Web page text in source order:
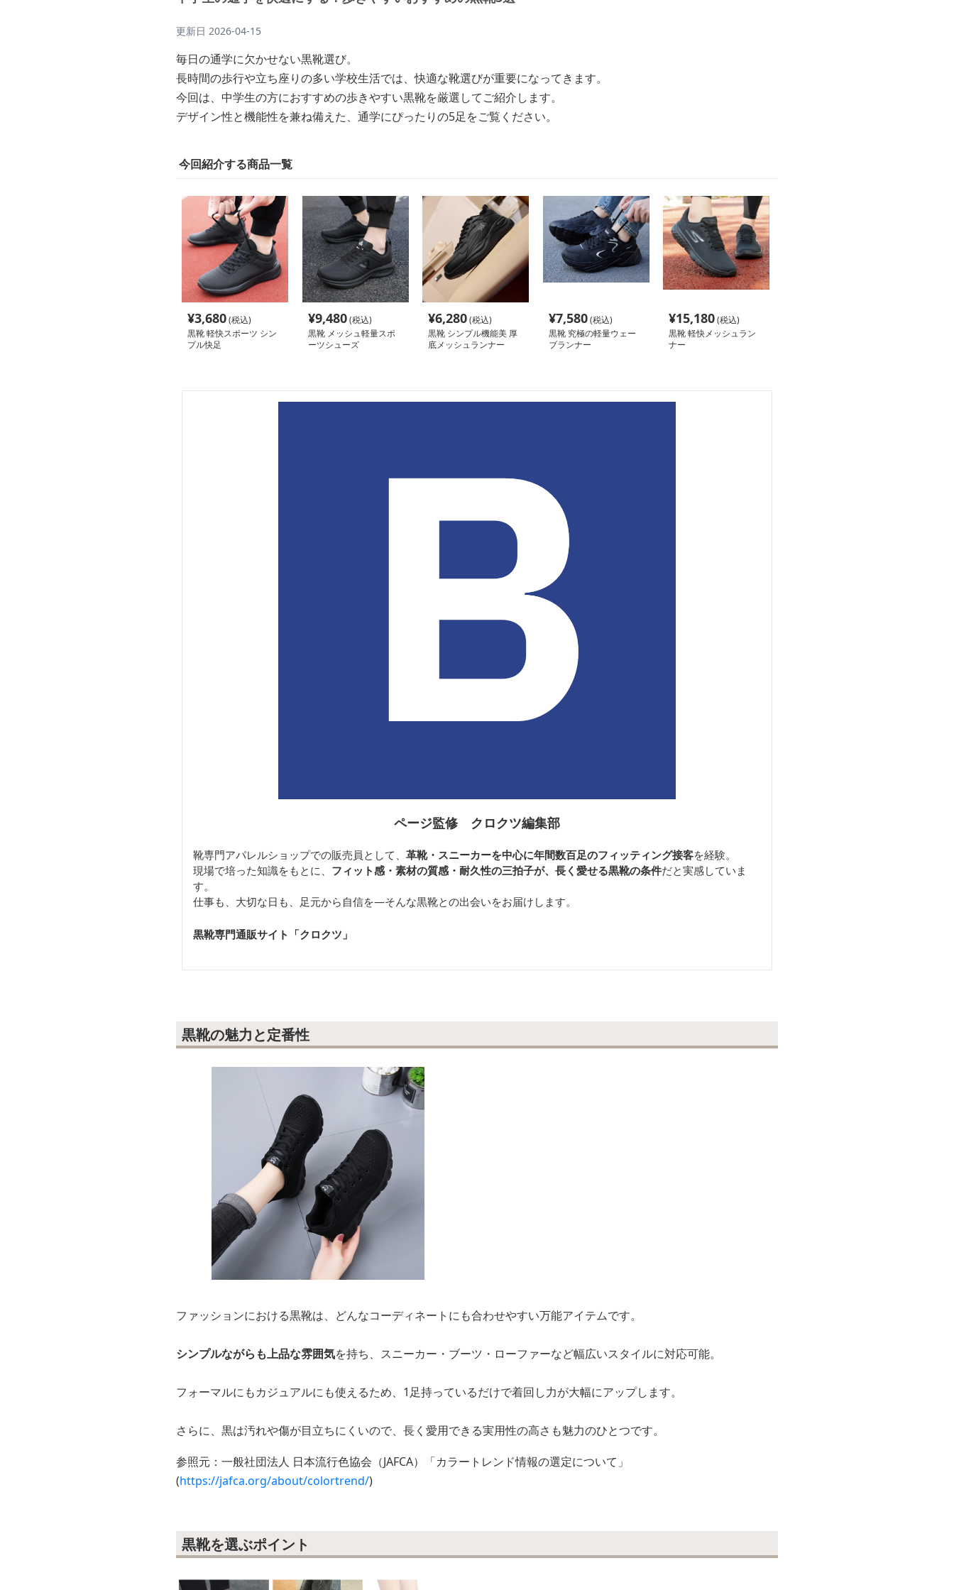
更新日 2026-04-15
毎日の通学に欠かせない黒靴選び。
長時間の歩行や立ち座りの多い学校生活では、快適な靴選びが重要になってきます。
今回は、中学生の方におすすめの歩きやすい黒靴を厳選してご紹介します。
デザイン性と機能性を兼ね備えた、通学にぴったりの5足をご覧ください。
今回紹介する商品一覧
¥3,680(税込)
黒靴 軽快スポーツ シン
プル快足
¥9,480(税込)
黒靴 メッシュ軽量スポ
ーツシューズ
¥6,280(税込)
黒靴 シンプル機能美 厚
底メッシュランナー
¥7,580(税込)
黒靴 究極の軽量ウェー
ブランナー
¥15,180(税込)
黒靴 軽快メッシュラン
ナー
ページ監修 クロクツ編集部
靴専門アパレルショップでの販売員として、 革靴・スニーカーを中心に年間数百足のフィッティング接客を経験。
現場で培った知識をもとに、 フィット感・素材の質感・耐久性の三拍子が、長く愛せる黒靴の条件だと実感していま
す。
仕事も、大切な日も、足元から自信を—そんな黒靴との出会いをお届けします。
黒靴専門通販サイト「クロクツ 」
黒靴の魅力と定番性
ファッションにおける黒靴は、どんなコーディネートにも合わせやすい万能アイテムです。
シンプルながらも上品な雰囲気を持ち、スニーカー・ブーツ・ローファーなど幅広いスタイルに対応可能。
フォーマルにもカジュアルにも使えるため、1足持っているだけで着回し力が大幅にアップします。
さらに、黒は汚れや傷が目立ちにくいので、長く愛用できる実用性の高さも魅力のひとつです。
参照元：一般社団法人 日本流行色協会（JAFCA）「カラートレンド情報の選定について」
(https://jafca.org/about/colortrend/)
黒靴を選ぶポイント